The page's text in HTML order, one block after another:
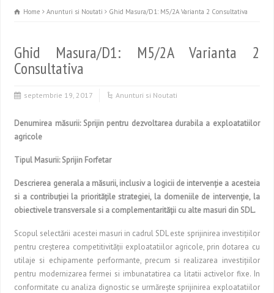
Home Anunturi si Noutati Ghid Masura/D1: M5/2A Varianta 2 Consultativa
Ghid Masura/D1: M5/2A Varianta 2
Consultativa
septembrie 19, 2017 Anunturi si Noutati
Denumirea măsurii: Sprijin pentru dezvoltarea durabila a exploatatiilor
agricole
Tipul Masurii: Sprijin Forfetar
Descrierea generala a măsurii, inclusiv a logicii de intervenţie a acesteia
si a contribuţiei la priorităţile strategiei, la domeniile de intervenţie, la
obiectivele transversale si a complementarităţii cu alte masuri din SDL.
Scopul selectării acestei masuri in cadrul SDL este sprijinirea investiţiilor
pentru creşterea competitivităţii exploatatiilor agricole, prin dotarea cu
utilaje si echipamente performante, precum si realizarea investiţiilor
pentru modernizarea fermei si imbunatatirea ca litatii activelor fixe. In
conformitate cu analiza dignostic se urmăreşte sprijinirea exploatatiilor